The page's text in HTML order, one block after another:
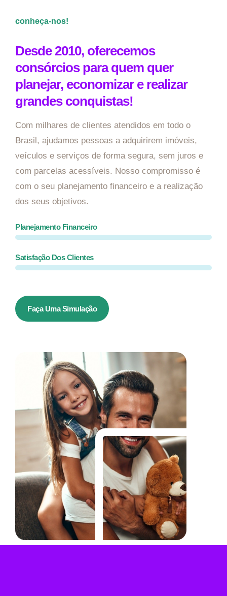
conheça-nos!
Desde 2010, oferecemos
consórcios para quem quer
planejar, economizar e realizar
grandes conquistas!
Com milhares de clientes atendidos em todo o
Brasil, ajudamos pessoas a adquirirem imóveis,
veículos e serviços de forma segura, sem juros e
com parcelas acessíveis. Nosso compromisso é
com o seu planejamento financeiro e a realização
dos seus objetivos.
Planejamento Financeiro
Satisfação Dos Clientes
Faça Uma Simulação